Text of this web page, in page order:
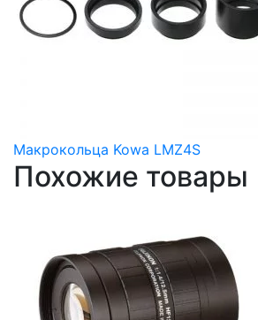
Макрокольца Kowa LMZ4S
Похожие товары